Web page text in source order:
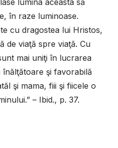
lumina aceasta să
în raze luminoase.
cu dragostea lui Hristos,
de viaţă spre viaţă. Cu
mai uniţi în lucrarea
şi favorabilă
şi mama, fiii şi fiicele o
– Ibid., p. 37.